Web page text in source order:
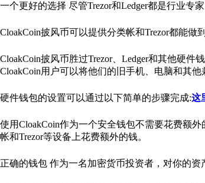
一个更好的选择 尽管Trezor和Ledger都是行业专
CloakCoin披风币可以提供分类帐和Trezor都能
CloakCoin披风币胜过Trezor、Ledger和其他硬
CloakCoin用户可以将他们的旧手机、电脑和其
硬件钱包的设置可以通过以下简单的步骤完成:这
使用CloakCoin作为一个安全钱包不需要花费额
帐和Trezor等设备上花费额外的钱。
正确的钱包 作为一名加密货币投资者，对你的